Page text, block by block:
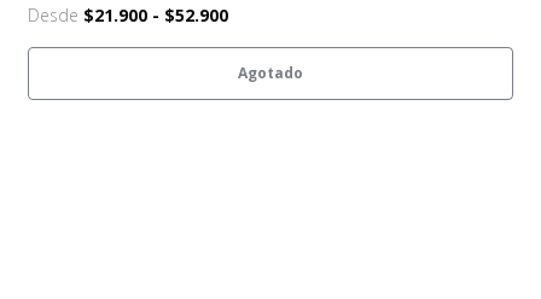
Desde $21.900 - $52.900
Agotado